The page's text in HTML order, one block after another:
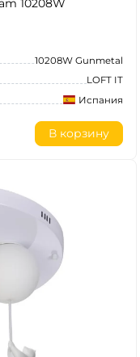
10208W Gunmetal
LOFT IT
Испания
В корзину